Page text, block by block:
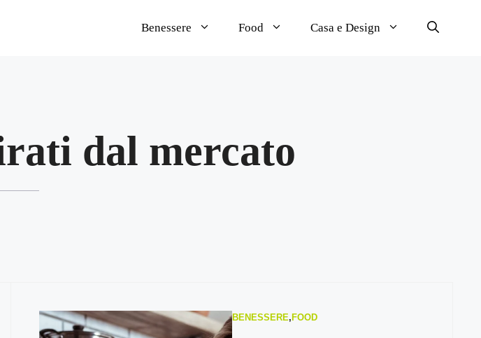
Benessere Food Casa e Design
dal mercato
BENESSERE, FOOD